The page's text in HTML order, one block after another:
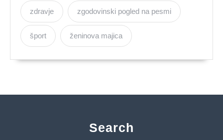
zdravje zgodovinski pogled na pesmi
šport ženinova majica
Search